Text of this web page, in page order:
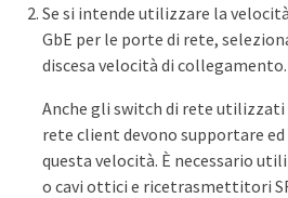
Se si intende utilizzare la
GbE per le porte di rete,
discesa velocità di collegamento.
Anche gli switch di rete utilizzati
rete client devono supportare
questa velocità. È necessario
o cavi ottici e ricetrasmettitori